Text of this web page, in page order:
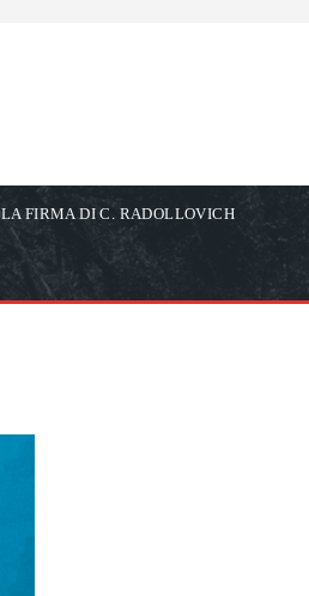
LA FIRMA DI C. RADOLLOVICH